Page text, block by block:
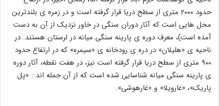
حدود ۲۰۰۰ متری از سطح دریا قرار گرفته است و در زمره ی بلندترین
محل هایی است که آثار دوران سنگی در خاور نزدیک از آن به دست
آمده است)، معرف دوره ی پارینه سنگی میانه در لرستان هستند. در
ناحیه ی «هلیلان» در دره ی رودخانه ی «سیمره» که در ارتفاع حدود
۹۰۰ متری از سطح دریا قرار گرفته است نیز، در هفت نقطه، آثار دوره
ی پارینه سنگی میانه شناسایی شده است که از آن جمله اند : «پل
پاریک»، «غارویلا» و «غارهوشی».